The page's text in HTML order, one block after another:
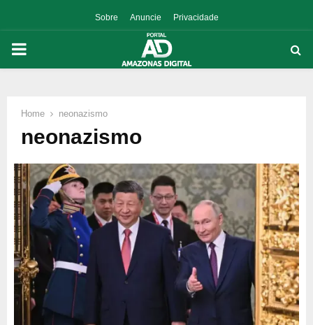
Sobre Anuncie Privacidade
PRIMARY
Home neonazismo
neonazismo